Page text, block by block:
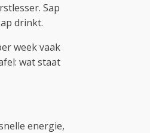
Sap
drinkt.
week vaak
wat staat
energie,